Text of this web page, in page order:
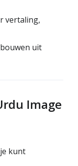
vertaling,
uit
Image
kunt